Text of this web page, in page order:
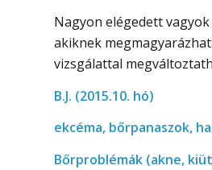
Nagyon elégedett
akiknek
vizsgálattal
B.J. (2015.10. hó)
ekcéma, bőrpanaszok,
Bőrproblémák (akne,